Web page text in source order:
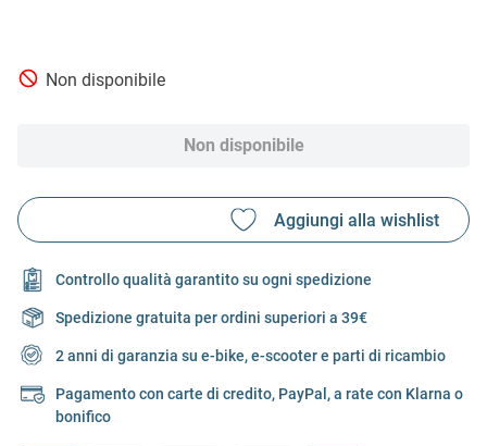
Non disponibile
Non disponibile
Controllo qualità garantito su ogni spedizione
Spedizione gratuita per ordini superiori a 39€
2 anni di garanzia su e-bike, e-scooter e parti di ricambio
Pagamento con carte di credito, PayPal, a rate con Klarna o
bonifico